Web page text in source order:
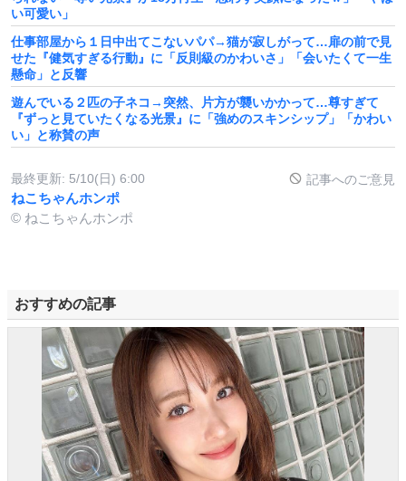
い可愛い」
仕事部屋から１日中出てこないパパ→猫が寂しがって…扉の前で見
せた『健気すぎる行動』に「反則級のかわいさ」「会いたくて一生
懸命」と反響
遊んでいる２匹の子ネコ→突然、片方が襲いかかって…尊すぎて
『ずっと見ていたくなる光景』に「強めのスキンシップ」「かわい
い」と称賛の声
最終更新: 5/10(日) 6:00 記事へのご意見
ねこちゃんホンポ
© ねこちゃんホンポ
おすすめの記事